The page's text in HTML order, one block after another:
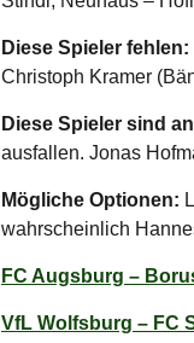
Diese Spieler fehlen:
Christoph Kramer
Diese Spieler sind
ausfallen. Jonas
Mögliche Optionen:
wahrscheinlich
FC Augsburg –
VfL Wolfsburg – FC